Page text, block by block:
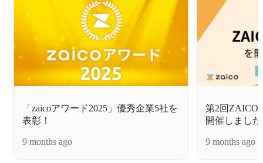
「zaicoアワード2025」優秀企業5社を
表彰！
9 months ago
第2回ZAICO
開催しまし
9 months ago